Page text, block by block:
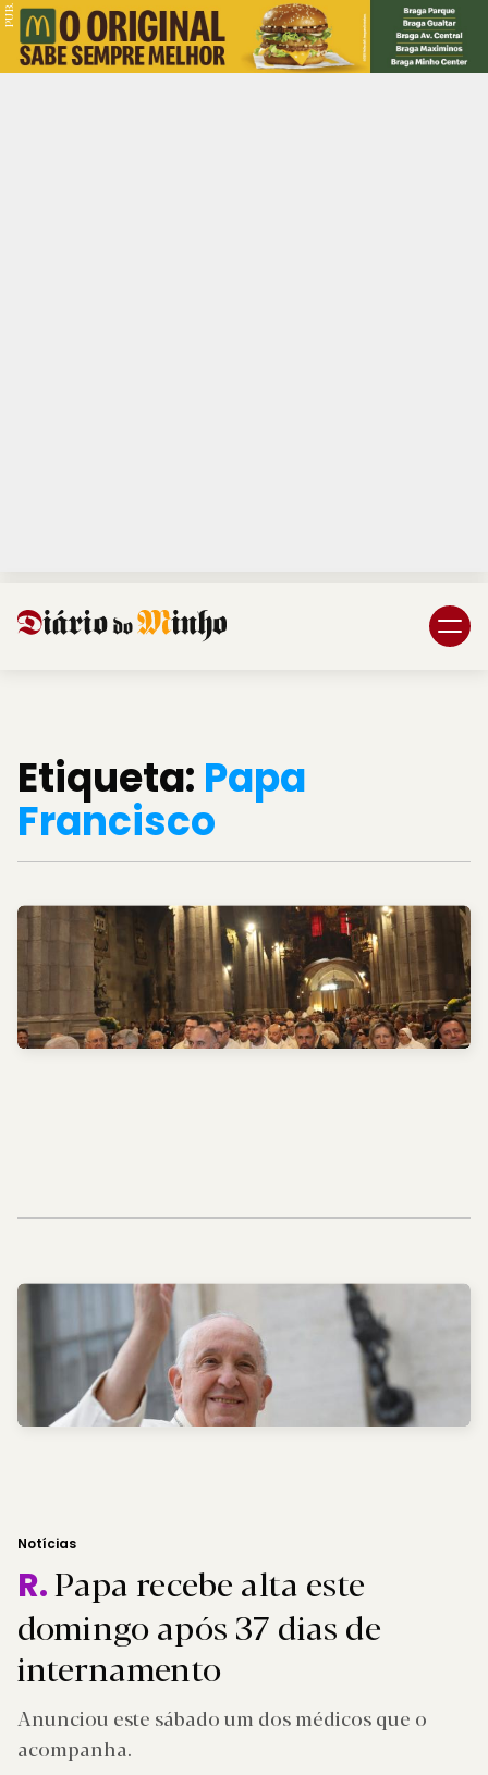
PUB.
Etiqueta: Papa
Francisco
Notícias
R.Papa recebe alta este
domingo após 37 dias de
internamento
Anunciou este sábado um dos médicos que o
acompanha.